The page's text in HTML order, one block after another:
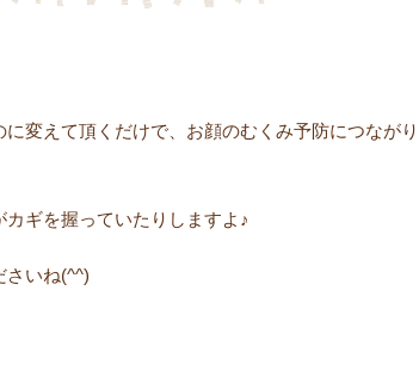
変えて頂くだけで、お顔のむくみ予防につながり
ギを握っていたりしますよ♪
さいね(^^)